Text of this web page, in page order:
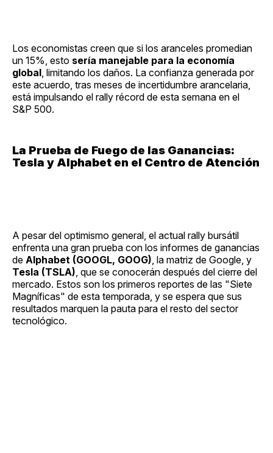
Los economistas creen que si los aranceles promedian
un 15%, esto sería manejable para la economía
global, limitando los daños. La confianza generada por
este acuerdo, tras meses de incertidumbre arancelaria,
está impulsando el rally récord de esta semana en el
S&P 500.
La Prueba de Fuego de las Ganancias:
Tesla y Alphabet en el Centro de Atención
A pesar del optimismo general, el actual rally bursátil
enfrenta una gran prueba con los informes de ganancias
de Alphabet (GOOGL, GOOG), la matriz de Google, y
Tesla (TSLA), que se conocerán después del cierre del
mercado. Estos son los primeros reportes de las "Siete
Magníficas" de esta temporada, y se espera que sus
resultados marquen la pauta para el resto del sector
tecnológico.